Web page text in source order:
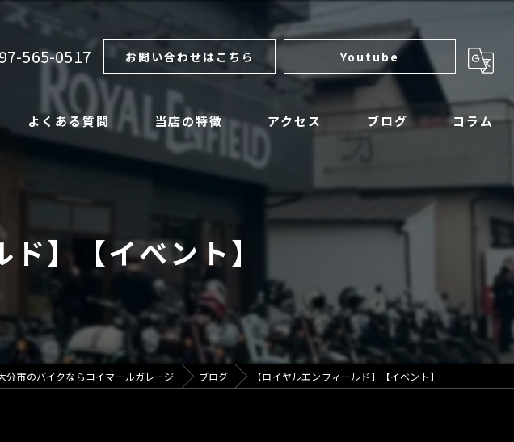
565-0517 お問い合わせはこちら Youtube
よくある質問 当店の特徴
サンダーモーターサイクルズ
ロイヤルエンフィールド
マットモーターサイクル
アパレル
整備
カフェ
アクセス ブログ コラム
】【イベント】
分市のバイクならコイマールガレージ ブログ 【ロイヤルエンフィールド】【イベント】